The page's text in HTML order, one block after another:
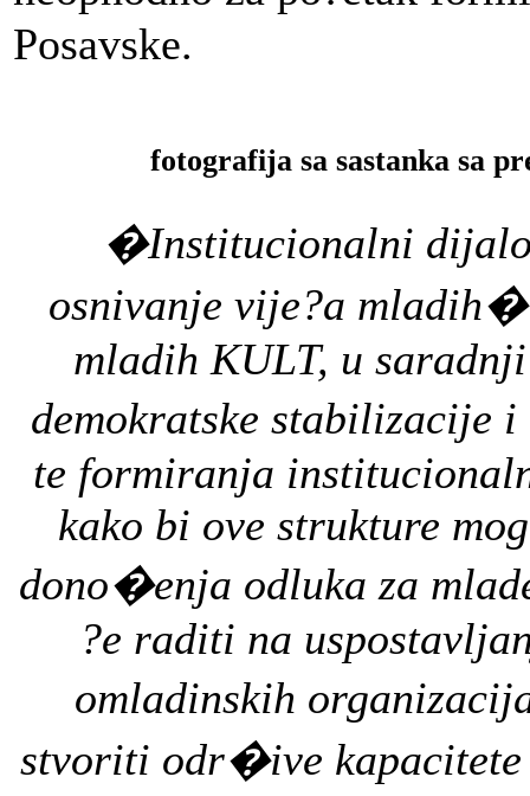
Posavske.
fotografija sa sastanka sa
�Institucionalni
osnivanje vije?a
mladih KULT, u
demokratske stabilizacije i
te formiranja
kako bi ove strukture
dono�enja odluka za
?e raditi na
omladinskih
stvoriti odr�ive kapacitete